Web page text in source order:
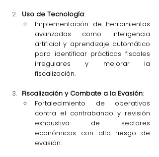
Uso de Tecnología:
Implementación de herramientas
avanzadas como inteligencia
artificial y aprendizaje automático
para identificar prácticas fiscales
irregulares y mejorar la
fiscalización.
Fiscalización y Combate a la Evasión:
Fortalecimiento de operativos
contra el contrabando y revisión
exhaustiva de sectores
económicos con alto riesgo de
evasión.